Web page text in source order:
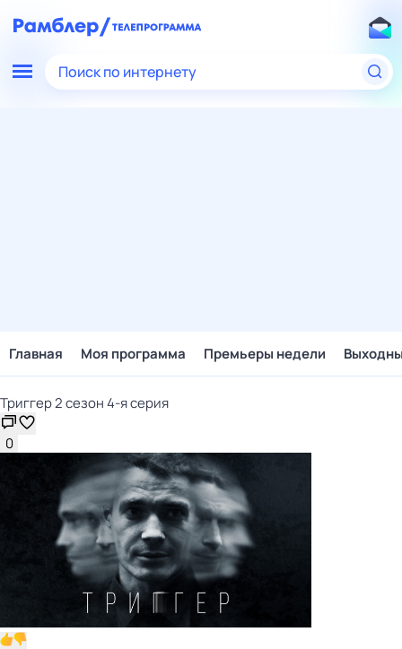
Поиск по интернету
Главная Моя программа Премьеры недели
Триггер 2 сезон 4-я серия
0